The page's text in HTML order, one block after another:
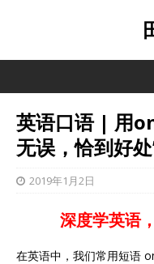
英语口语 | 用
无误，恰到好
2019年1月2日
深度学英语
在英语中，我们常用短语